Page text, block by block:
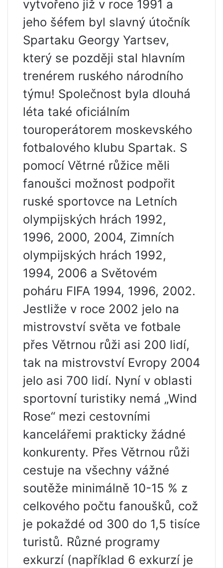
vytvořeno již v roce 1991 a
jeho šéfem byl slavný útočník
Spartaku Georgy Yartsev,
který se později stal hlavním
trenérem ruského národního
týmu! Společnost byla dlouhá
léta také oficiálním
touroperátorem moskevského
fotbalového klubu Spartak. S
pomocí Větrné růžice měli
fanoušci možnost podpořit
ruské sportovce na Letních
olympijských hrách 1992,
1996, 2000, 2004, Zimních
olympijských hrách 1992,
1994, 2006 a Světovém
poháru FIFA 1994, 1996, 2002.
Jestliže v roce 2002 jelo na
mistrovství světa ve fotbale
přes Větrnou růži asi 200 lidí,
tak na mistrovství Evropy 2004
jelo asi 700 lidí. Nyní v oblasti
sportovní turistiky nemá „Wind
Rose“ mezi cestovními
kancelářemi prakticky žádné
konkurenty. Přes Větrnou růži
cestuje na všechny vážné
soutěže minimálně 10-15 % z
celkového počtu fanoušků, což
je pokaždé od 300 do 1,5 tisíce
turistů. Různé programy
exkurzí (například 6 exkurzí je